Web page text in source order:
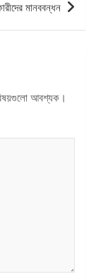
মানববন্ধন
আবশ্যক।